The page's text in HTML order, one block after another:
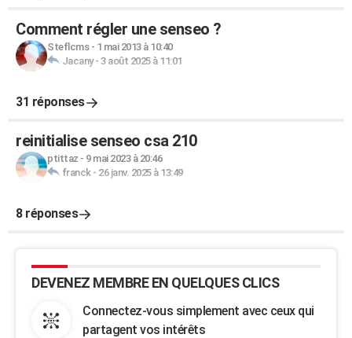
Comment régler une senseo ?
Steflcms- 1 mai 2013 à 10:40
Jacany- 3 août 2025 à 11:01
31 réponses
reinitialise senseo csa 210
ptittaz - 9 mai 2023 à 20:46
franck- 26 janv. 2025 à 13:49
8 réponses
DEVENEZ MEMBRE EN QUELQUES CLICS
Connectez-vous simplement avec ceux qui
partagent vos intérêts